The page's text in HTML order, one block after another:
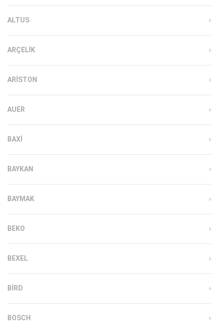
ALTUS
ARÇELIK
ARISTON
AUER
BAXI
BAYKAN
BAYMAK
BEKO
BEXEL
BIRD
BOSCH